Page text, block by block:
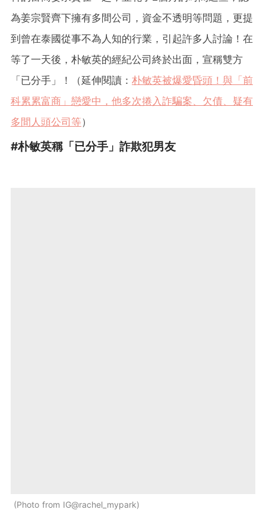
為姜宗賢齊下擁有多間公司，資金不透明等問題，更提
到曾在泰國從事不為人知的行業，引起許多人討論！在
等了一天後，朴敏英的經紀公司終於出面，宣稱雙方
「已分手」！（延伸閱讀： 朴敏英被爆愛昏頭！與「前
科累累富商」戀愛中，他多次捲入詐騙案、欠債、疑有
多間人頭公司等）
#朴敏英稱「已分手」詐欺犯男友
Photo from IG@rachel_mypark